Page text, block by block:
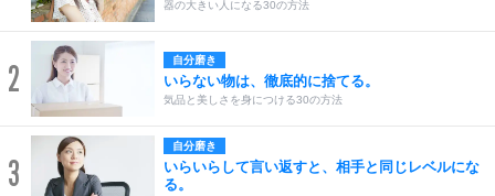
器の大きい人になる30の方法
2 自分磨き
いらない物は、徹底的に捨てる。
気品と美しさを身につける30の方法
3
自分磨き
いらいらして言い返すと、相手と同じレベルにな
る。